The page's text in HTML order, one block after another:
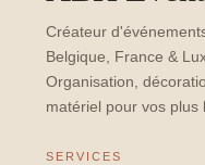
Créateur
Belgique, France &
Organisation,
matériel pour vos plus
SERVICES